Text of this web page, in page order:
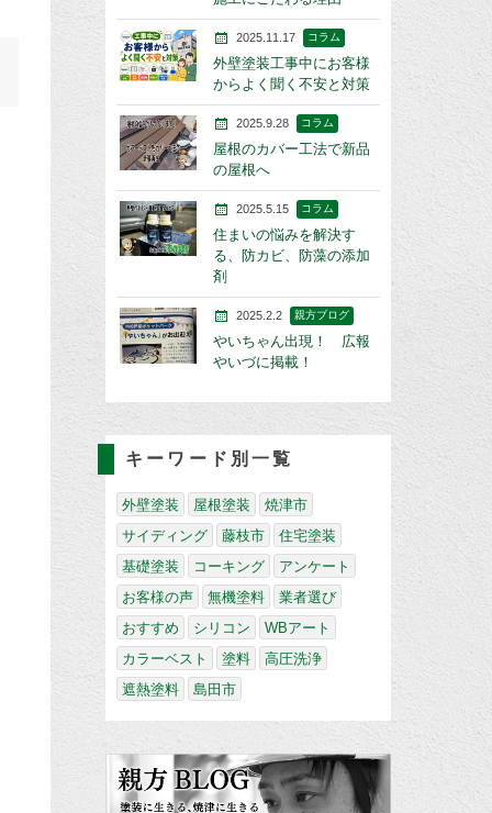
2025.11.17 コラム
外壁塗装工事中にお客様
からよく聞く不安と対策
2025.9.28 コラム
屋根のカバー工法で新品
の屋根へ
2025.5.15 コラム
住まいの悩みを解決す
る、防カビ、防藻の添加
剤
2025.2.2 親方ブログ
やいちゃん出現！ 広報
やいづに掲載！
キーワード別一覧
外壁塗装 屋根塗装
焼津市
サイディング
藤枝市
住宅塗装
基礎塗装
コーキング
アンケート
お客様の声
無機塗料
業者選び
おすすめ
シリコン
WBアート
カラーベスト
塗料
高圧洗浄
遮熱塗料
島田市